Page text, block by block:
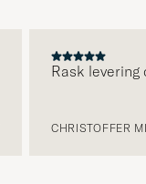
Rask
CHRISTOFFER